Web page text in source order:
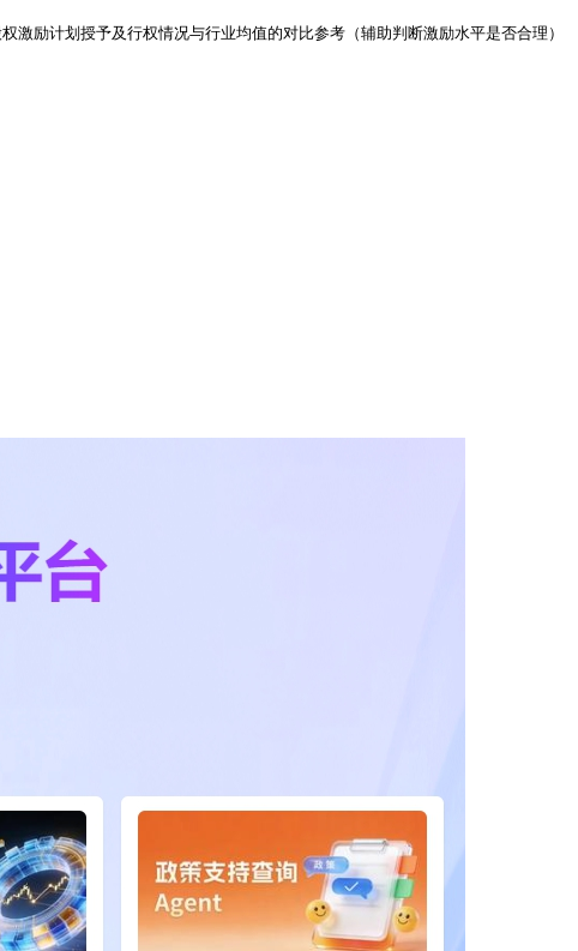
励计划授予及行权情况与行业均值的对比参考（辅助判断激励水平是否合理）